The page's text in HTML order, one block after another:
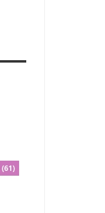
(61)